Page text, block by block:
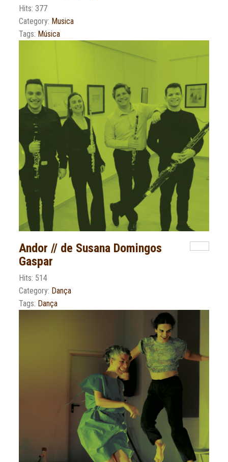
Hits: 377
Category: Musica
Tags: Música
Andor // de Susana Domingos
Gaspar
Hits: 514
Category: Dança
Tags: Dança